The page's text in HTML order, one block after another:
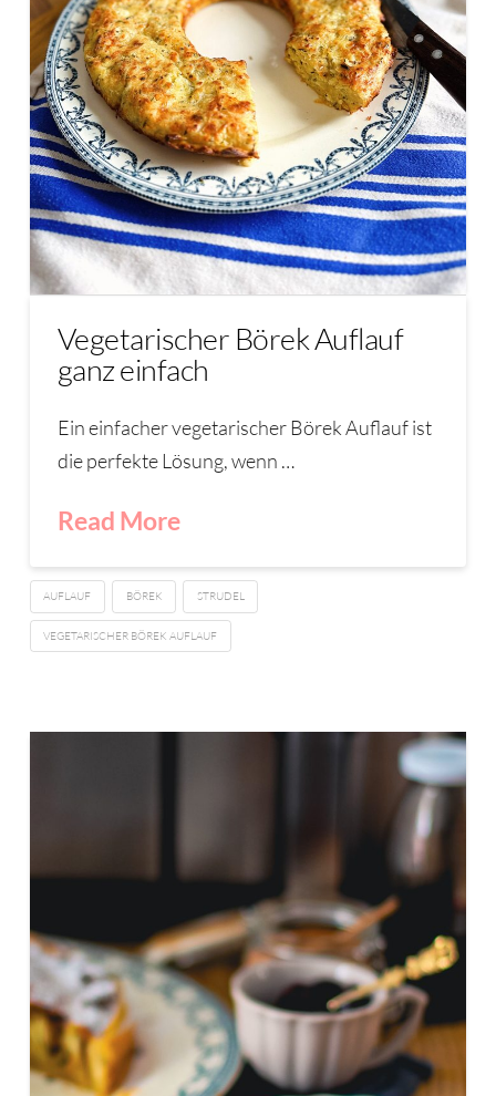
Vegetarischer Börek Auflauf
ganz einfach
Ein einfacher vegetarischer Börek Auflauf ist
die perfekte Lösung, wenn …
Read More
AUFLAUF BÖREK STRUDEL
VEGETARISCHER BÖREK AUFLAUF